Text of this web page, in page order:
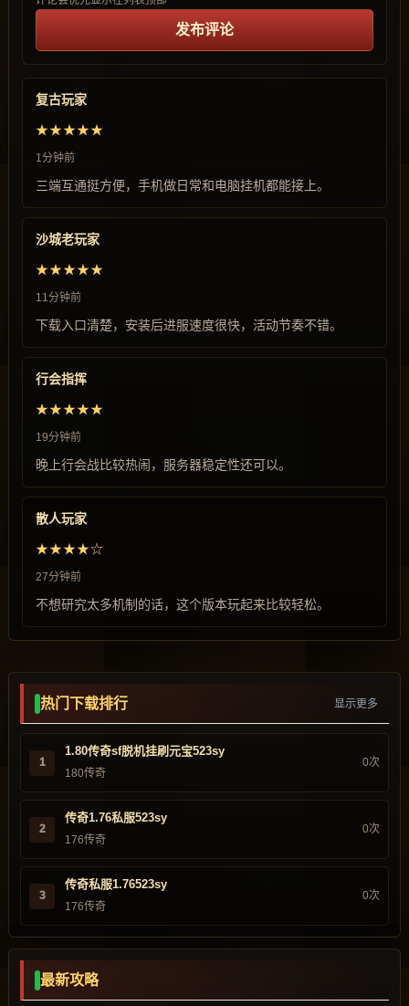
发布评论
复古玩家
★★★★★
1分钟前
三端互通挺方便，手机做日常和电脑挂机都能接上。
沙城老玩家
★★★★★
11分钟前
下载入口清楚，安装后进服速度很快，活动节奏不错。
行会指挥
★★★★★
19分钟前
晚上行会战比较热闹，服务器稳定性还可以。
散人玩家
★★★★☆
27分钟前
不想研究太多机制的话，这个版本玩起来比较轻松。
热门下载排行 显示更多
1
1.80传奇sf脱机挂刷元宝523sy
180传奇
0次
2
传奇1.76私服523sy
176传奇
0次
3
传奇私服1.76523sy
176传奇
0次
最新攻略